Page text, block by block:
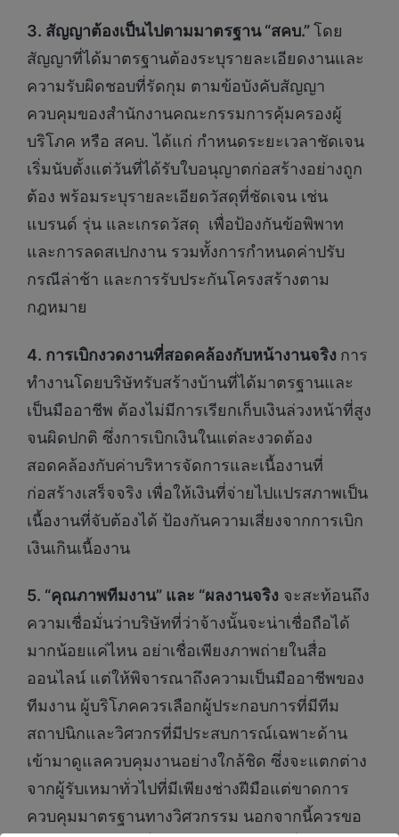
3. สัญญาต้องเป็นไปตามมาตรฐาน “สคบ.”โดย
สัญญาที่ได้มาตรฐานต้องระบุรายละเอียดงานและ
ความรับผิดชอบที่รัดกุม ตามข้อบังคับสัญญา
ควบคุมของสำนักงานคณะกรรมการคุ้มครองผู้
บริโภค หรือ สคบ. ได้แก่ กำหนดระยะเวลาชัดเจน
เริ่มนับตั้งแต่วันที่ได้รับใบอนุญาตก่อสร้างอย่างถูก
ต้อง พร้อมระบุรายละเอียดวัสดุที่ชัดเจน เช่น
แบรนด์ รุ่น และเกรดวัสดุ เพื่อป้องกันข้อพิพาท
และการลดสเปกงาน รวมทั้งการกำหนดค่าปรับ
กรณีล่าช้า และการรับประกันโครงสร้างตาม
กฎหมาย
4. การเบิกงวดงานที่สอดคล้องกับหน้างานจริง การ
ทำงานโดยบริษัทรับสร้างบ้านที่ได้มาตรฐานและ
เป็นมืออาชีพ ต้องไม่มีการเรียกเก็บเงินล่วงหน้าที่สูง
จนผิดปกติ ซึ่งการเบิกเงินในแต่ละงวดต้อง
สอดคล้องกับค่าบริหารจัดการและเนื้องานที่
ก่อสร้างเสร็จจริง เพื่อให้เงินที่จ่ายไปแปรสภาพเป็น
เนื้องานที่จับต้องได้ ป้องกันความเสี่ยงจากการเบิก
เงินเกินเนื้องาน
5. “คุณภาพทีมงาน” และ “ผลงานจริง จะสะท้อนถึง
ความเชื่อมั่นว่าบริษัทที่ว่าจ้างนั้นจะน่าเชื่อถือได้
มากน้อยแค่ไหน อย่าเชื่อเพียงภาพถ่ายในสื่อ
ออนไลน์ แต่ให้พิจารณาถึงความเป็นมืออาชีพของ
ทีมงาน ผู้บริโภคควรเลือกผู้ประกอบการที่มีทีม
สถาปนิกและวิศวกรที่มีประสบการณ์เฉพาะด้าน
เข้ามาดูแลควบคุมงานอย่างใกล้ชิด ซึ่งจะแตกต่าง
จากผู้รับเหมาทั่วไปที่มีเพียงช่างฝีมือแต่ขาดการ
ควบคุมมาตรฐานทางวิศวกรรม นอกจากนี้ควรขอ